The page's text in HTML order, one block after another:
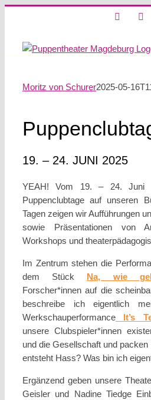
Moritz von Schurer2025-05-
19. – 24. JUNI 2025
YEAH! Vom 19. – 24. Juni
Puppenclubtage auf unseren
Tagen zeigen wir Aufführungen
sowie Präsentationen von
Workshops und
Im Zentrum stehen die
dem Stück Na, wie
Forscher*innen auf die
beschreibe ich eigentlich
WerkschauperformanceIt’s
unsere Clubspieler*innen
und die Gesellschaft und
entsteht Hass? Was bin ich
Ergänzend geben unsere
Geisler und Nadine Tiedge